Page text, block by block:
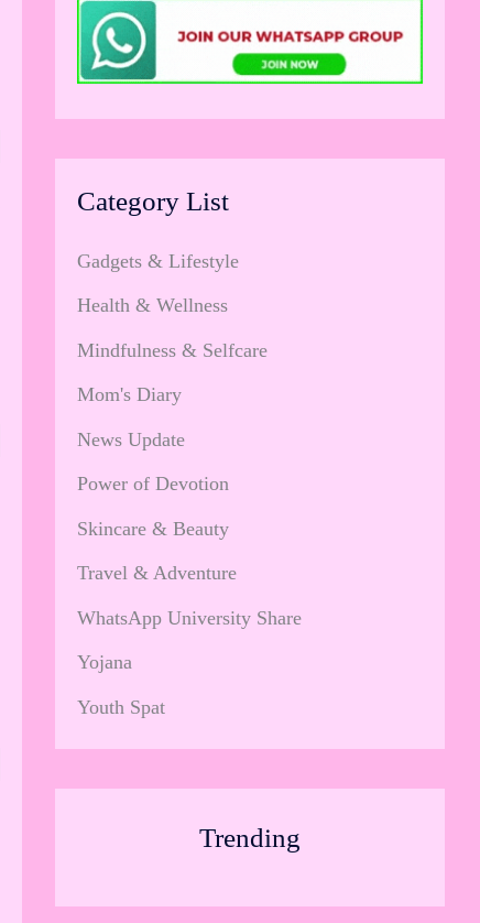
Category List
Gadgets & Lifestyle
Health & Wellness
Mindfulness & Selfcare
Mom's Diary
News Update
Power of Devotion
Skincare & Beauty
Travel & Adventure
WhatsApp University Share
Yojana
Youth Spat
Trending